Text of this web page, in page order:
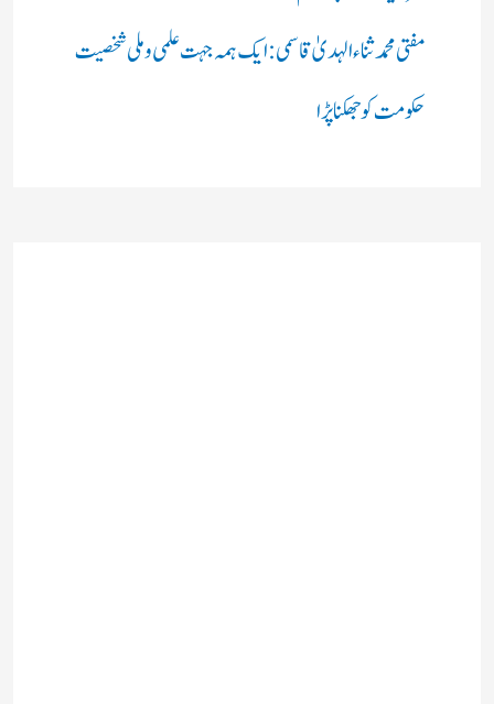
مفتی محمد ثناء الہدیٰ قاسمی: ایک ہمہ جہت علمی و ملی شخصیت
حکومت کو جھکنا پڑا